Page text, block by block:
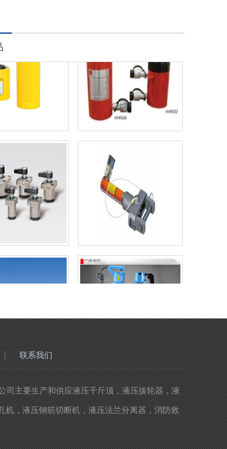
联系我们
司主要生产和供应液压千斤顶，液压拔轮器，液
机，液压钢筋切断机，液压法兰分离器，消防救